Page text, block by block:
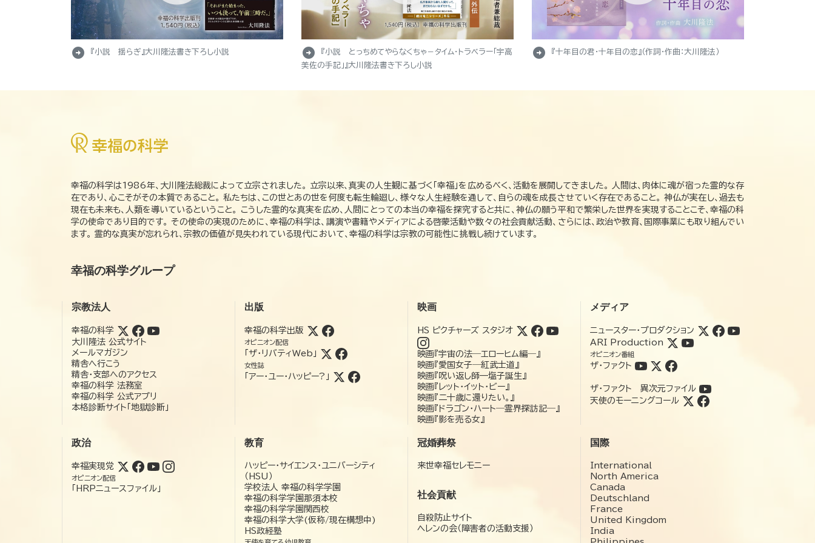
arrow_circle_right 『小説 揺らぎ』大川隆法書き下ろし小説 arrow_circle_right
『小説 とっちめてやらなくちゃ－タイム・トラベラー「宇高
美佐の手記」』大川隆法書き下ろし小説
arrow_circle_right 『十年目の君・十年目の恋』（作詞・作曲：大川隆法）
幸福の科学は1986年、大川隆法総裁によって立宗されました。 立宗以来、真実の人生観に基づく「幸福」を広めるべく、活動を展開してきました。 人間は、肉体に魂が宿った霊的な存
在であり、心こそがその本質であること。 私たちは、この世とあの世を何度も転生輪廻し、様々な人生経験を通して、自らの魂を成長させていく存在であること。 神仏が実在し、過去も
現在も未来も、人類を導いているということ。 こうした霊的な真実を広め、人間にとっての本当の幸福を探究すると共に、神仏の願う平和で繁栄した世界を実現することこそ、幸福の科
学の使命であり目的です。 その使命の実現のために、幸福の科学は、講演や書籍やメディアによる啓蒙活動や数々の社会貢献活動、さらには、政治や教育、国際事業にも取り組んでい
ます。 霊的な真実が忘れられ、宗教の価値が見失われている現代において、幸福の科学は宗教の可能性に挑戦し続けています。
幸福の科学グループ
宗教法人
幸福の科学
大川隆法 公式サイト
メールマガジン
精舎へ行こう
精舎・支部へのアクセス
幸福の科学 法務室
幸福の科学 公式アプリ
本格診断サイト「地獄診断」
出版
幸福の科学出版
オピニオン配信
「ザ・リバティWeb」
女性誌
「アー・ユー・ハッピー?」
映画
HS ピクチャーズ スタジオ
映画『宇宙の法―エローヒム編―』
映画『愛国女子―紅武士道』
映画『呪い返し師—塩子誕生』
映画『レット・イット・ビー』
映画『二十歳に還りたい。』
映画『ドラゴン・ハート―霊界探訪記―』
映画『影を売る女』
メディア
ニュースター・プロダクション
ARI Production
オピニオン番組
ザ・ファクト
ザ・ファクト 異次元ファイル
天使のモーニングコール
政治
幸福実現党
オピニオン配信
「HRPニュースファイル」
教育
ハッピー・サイエンス・ユニバーシティ
（HSU）
学校法人 幸福の科学学園
幸福の科学学園那須本校
幸福の科学学園関西校
幸福の科学大学(仮称/現在構想中)
HS政経塾
冠婚葬祭
来世幸福セレモニー
社会貢献
自殺防止サイト
ヘレンの会（障害者の活動支援）
国際
International
North America
Canada
Deutschland
France
United Kingdom
India